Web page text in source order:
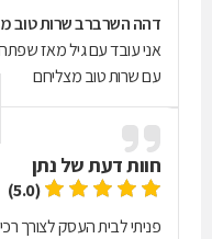
דהה השרברב שרות טוב
אני עובד עם גיל מאז
עם שרות טוב מצליחם
חוות דעת של נתן
(5.0)
פניתי לבית העסק לצורך